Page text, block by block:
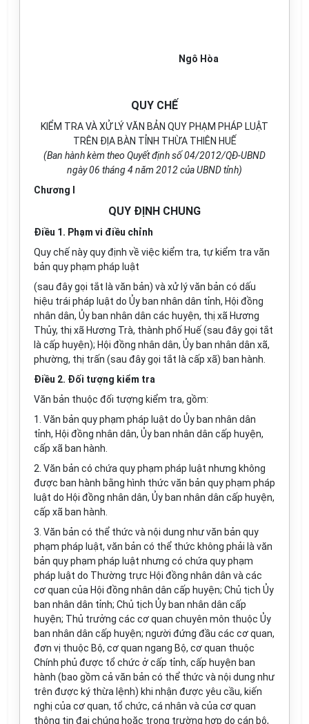
Ngô Hòa
QUY CHẾ
KIỂM TRA VÀ XỬ LÝ VĂN BẢN QUY PHẠM PHÁP LUẬT
TRÊN ĐỊA BÀN TỈNH THỪA THIÊN HUẾ
(Ban hành kèm theo Quyết định số 04/2012/QĐ-UBND
ngày 06 tháng 4 năm 2012 của UBND tỉnh)
Chương I
QUY ĐỊNH CHUNG
Điều 1. Phạm vi điều chỉnh
Quy chế này quy định về việc kiểm tra, tự kiểm tra văn
bản quy phạm pháp luật
(sau đây gọi tắt là văn bản) và xử lý văn bản có dấu
hiệu trái pháp luật do Ủy ban nhân dân tỉnh, Hội đồng
nhân dân, Ủy ban nhân dân các huyện, thị xã Hương
Thủy, thị xã Hương Trà, thành phố Huế (sau đây gọi tắt
là cấp huyện); Hội đồng nhân dân, Ủy ban nhân dân xã,
phường, thị trấn (sau đây gọi tắt là cấp xã) ban hành.
Điều 2. Đối tượng kiểm tra
Văn bản thuộc đối tượng kiểm tra, gồm:
1. Văn bản quy phạm pháp luật do Ủy ban nhân dân
tỉnh, Hội đồng nhân dân, Ủy ban nhân dân cấp huyện,
cấp xã ban hành.
2. Văn bản có chứa quy phạm pháp luật nhưng không
được ban hành bằng hình thức văn bản quy phạm pháp
luật do Hội đồng nhân dân, Ủy ban nhân dân cấp huyện,
cấp xã ban hành.
3. Văn bản có thể thức và nội dung như văn bản quy
phạm pháp luật, văn bản có thể thức không phải là văn
bản quy phạm pháp luật nhưng có chứa quy phạm
pháp luật do Thường trực Hội đồng nhân dân và các
cơ quan của Hội đồng nhân dân cấp huyện; Chủ tịch Ủy
ban nhân dân tỉnh; Chủ tịch Ủy ban nhân dân cấp
huyện; Thủ trưởng các cơ quan chuyên môn thuộc Ủy
ban nhân dân cấp huyện; người đứng đầu các cơ quan,
đơn vị thuộc Bộ, cơ quan ngang Bộ, cơ quan thuộc
Chính phủ được tổ chức ở cấp tỉnh, cấp huyện ban
hành (bao gồm cả văn bản có thể thức và nội dung như
trên được ký thừa lệnh) khi nhận được yêu cầu, kiến
nghị của cơ quan, tổ chức, cá nhân và của cơ quan
thông tin đại chúng hoặc trong trường hợp do cán bộ,